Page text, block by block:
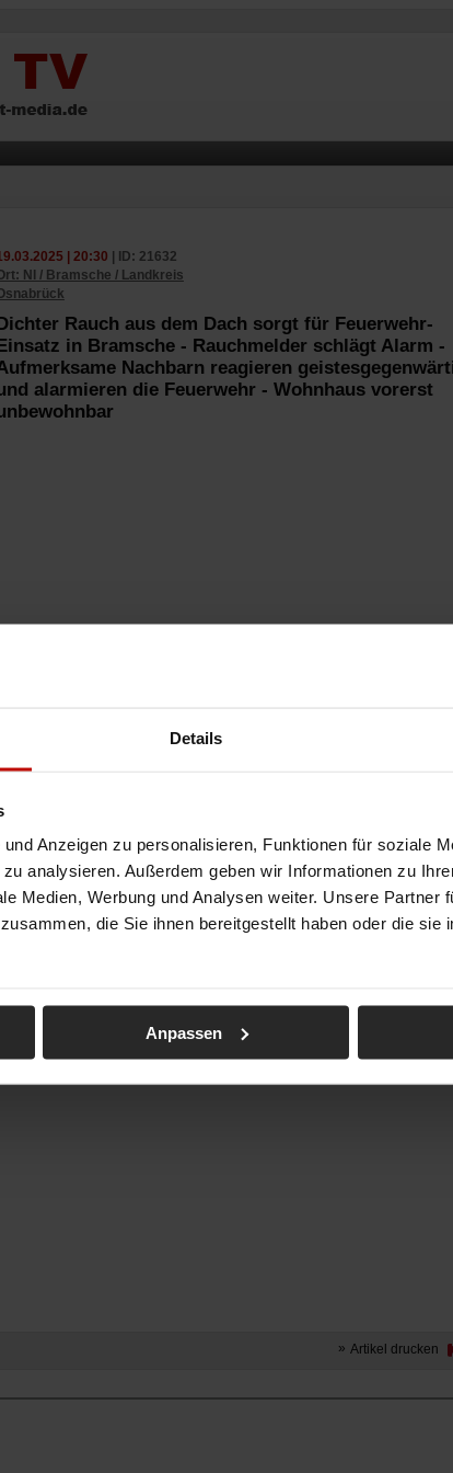
Details
Anzeigen zu personalisieren, Funktionen für soziale
analysieren. Außerdem geben wir Informationen zu
Medien, Werbung und Analysen weiter. Unsere Partner
die Sie ihnen bereitgestellt haben oder die sie
Anpassen
| 20:30 | ID: 21632
NI / Bramsche / Landkreis
Rauch aus dem Dach sorgt für Feuerwehr-
in Bramsche - Rauchmelder schlägt Alarm -
Nachbarn reagieren
alarmieren die Feuerwehr - Wohnhaus vorerst
Artikel drucken